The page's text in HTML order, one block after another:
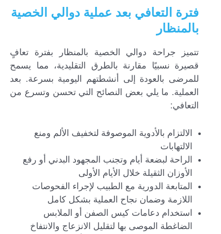
فترة التعافي بعد عملية دوالي الخصية
بالمنظار
تتميز جراحة دوالي الخصية بالمنظار بفترة تعافٍ
قصيرة نسبيًا مقارنة بالطرق التقليدية، مما يسمح
للمرضى بالعودة إلى أنشطتهم اليومية بسرعة. بعد
العملية. ما يلي بعض النصائح التي تحسن وتسرع من
التعافي:
الالتزام بالأدوية الموصوفة لتخفيف الألم ومنع
الالتهابات
الراحة لبضعة أيام وتجنب المجهود البدني أو رفع
الأوزان الثقيلة خلال الأيام الأولى
المتابعة الدورية مع الطبيب لإجراء الفحوصات
اللازمة وضمان نجاح العملية بشكل كامل
استخدام دعامات كيس الصفن أو الملابس
الضاغطة الموصى بها لتقليل الانزعاج والانتفاخ